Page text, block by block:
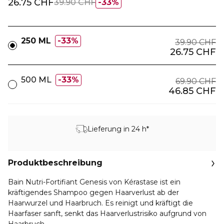
33%
26.75 CHF39.90 CHF
250 ML 33% 39.90 CHF
26.75 CHF
500 ML 33% 69.90 CHF
46.85 CHF
Lieferung in 24 h*
Produktbeschreibung
Bain Nutri-Fortifiant Genesis von Kérastase ist ein
kräftigendes Shampoo gegen Haarverlust ab der
Haarwurzel und Haarbruch. Es reinigt und kräftigt die
Haarfaser sanft, senkt das Haarverlustrisiko aufgrund von